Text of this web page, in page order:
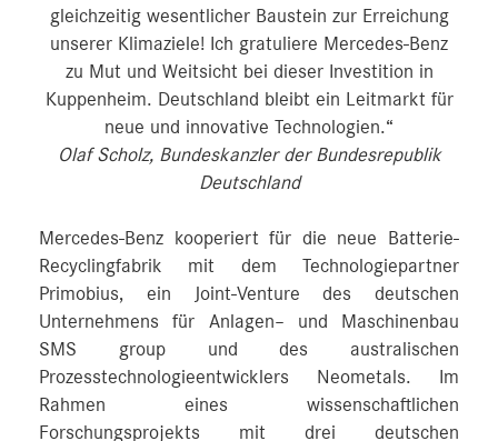
gleichzeitig wesentlicher Baustein zur Erreichung
unserer Klimaziele! Ich gratuliere Mercedes-Benz
zu Mut und Weitsicht bei dieser Investition in
Kuppenheim. Deutschland bleibt ein Leitmarkt für
neue und innovative Technologien.“
Olaf Scholz, Bundeskanzler der Bundesrepublik
Deutschland
Mercedes-Benz kooperiert für die neue Batterie-
Recyclingfabrik mit dem Technologiepartner
Primobius, ein Joint-Venture des deutschen
Unternehmens für Anlagen– und Maschinenbau
SMS group und des australischen
Prozesstechnologieentwicklers Neometals. Im
Rahmen eines wissenschaftlichen
Forschungsprojekts mit drei deutschen